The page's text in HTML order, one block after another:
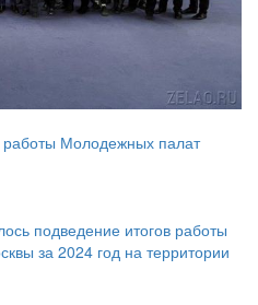
работы Молодежных палат
подведение итогов работы
за 2024 год на территории